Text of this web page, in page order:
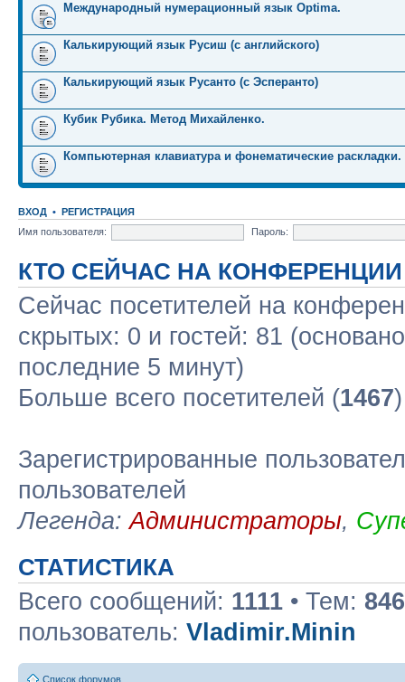
Международный нумерационный язык Optima.
Калькирующий язык Русиш (с английского)
Калькирующий язык Русанто (с Эсперанто)
Кубик Рубика. Метод Михайленко.
Компьютерная клавиатура и фонематические раскладки.
ВХОД • РЕГИСТРАЦИЯ
Имя пользователя:
Пароль:
КТО СЕЙЧАС НА КОНФЕРЕНЦИИ
Сейчас посетителей на
скрытых: 0 и гостей: 81
последние 5 минут)
Больше всего посетителей (1467
Зарегистрированные
пользователей
Легенда:Администраторы,
СТАТИСТИКА
Всего сообщений: 1111 • Тем: 846
пользователь: Vladimir.Minin
Список форумов